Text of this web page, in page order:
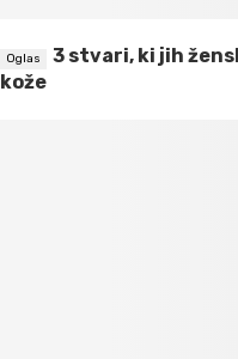
3 stvari, ki jih
kože